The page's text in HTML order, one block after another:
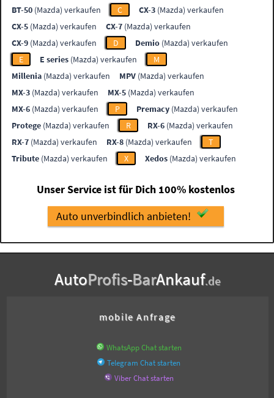
BT-50 (Mazda) verkaufen C CX-3 (Mazda) verkaufen
CX-5 (Mazda) verkaufen CX-7 (Mazda) verkaufen
CX-9 (Mazda) verkaufen D Demio (Mazda) verkaufen
E
E series (Mazda) verkaufen
M
Millenia (Mazda) verkaufen MPV (Mazda) verkaufen
MX-3 (Mazda) verkaufen MX-5 (Mazda) verkaufen
MX-6 (Mazda) verkaufen P Premacy (Mazda) verkaufen
Protege (Mazda) verkaufen R RX-6 (Mazda) verkaufen
RX-7 (Mazda) verkaufen RX-8 (Mazda) verkaufen
T
Tribute (Mazda) verkaufen X Xedos (Mazda) verkaufen
Unser Service ist für Dich 100% kostenlos
Auto unverbindlich anbieten!
AutoProfis-BarAnkauf.de
mobile Anfrage
WhatsApp Chat starten
Telegram Chat starten
Viber Chat starten